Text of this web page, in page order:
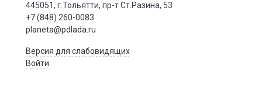
445051, г.Тольятти, пр-т Ст.Разина, 53
+7 (848) 260-0083
planeta@pdlada.ru
Версия для слабовидящих
Войти